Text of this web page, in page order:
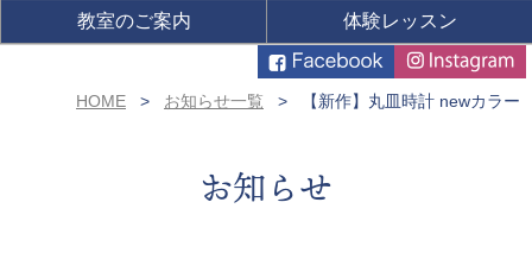
教室のご案内 体験レッスン
HOME お知らせ一覧 【新作】丸皿時計 newカラー
お知らせ